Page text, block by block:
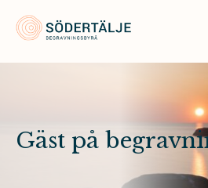
Södertälje
Gäst på